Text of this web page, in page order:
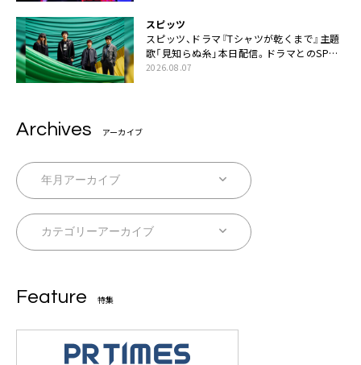
スピッツ
スピッツ、ドラマ『Tシャツが乾くまで』主題
歌「見知らぬ糸」本日配信。ドラマとのSPコ
ラボムービー公開も
2026.08.07
Archives アーカイブ
Feature 特集